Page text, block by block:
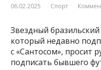
06.02.2025 Спорт
Звездный
который недавно
с «Сантосом», просит
подписать бывшего